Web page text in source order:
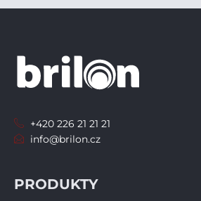
PRODUKTY
+420 226 21 21 21
info@brilon.cz